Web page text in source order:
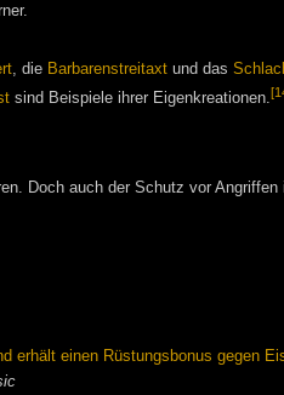
, die Barbarenstreitaxt und das
sind Beispiele ihrer Eigenkreationen.
Doch auch der Schutz vor Angriffen
erhält einen Rüstungsbonus gegen